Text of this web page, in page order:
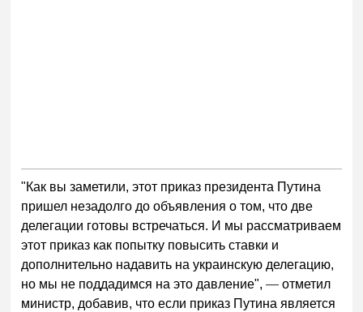
"Как вы заметили, этот приказ президента Путина
пришел незадолго до объявления о том, что две
делегации готовы встречаться. И мы рассматриваем
этот приказ как попытку повысить ставки и
дополнительно надавить на украинскую делегацию,
но мы не поддадимся на это давление",— отметил
министр, добавив, что если приказ Путина является